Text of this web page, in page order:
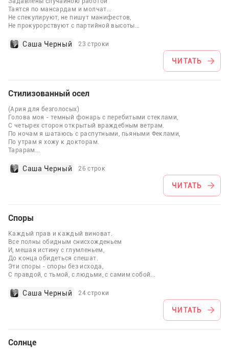
Таятся по мансардам и молчат...
Не спекулируют, не пишут манифестов,
Не прокурорствуют с партийной высоты...
Саша Черный 23 строки
ЧИТАТЬ
Стилизованный осел
(Ария для безголосых)
Голова моя - темный фонарь с перебитыми стеклами,
С четырех сторон открытый враждебным ветрам.
По ночам я шатаюсь с распутными, пьяными Феклами,
По утрам я хожу к докторам.
Тарарам ...
Саша Черный 26 строк
ЧИТАТЬ
Споры
Каждый прав и каждый виноват.
Все полны обидным снисхожденьем
И, мешая истину с глумленьем,
До конца обидеться спешат.
Эти споры - споры без исхода,
С правдой, с тьмой, с людьми, с самим собой...
Саша Черный 24 строки
ЧИТАТЬ
Солнце